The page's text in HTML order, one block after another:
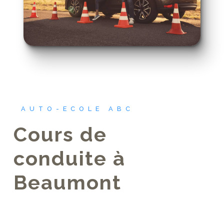
AUTO-ECOLE ABC
cours de
conduite à
Beaumont